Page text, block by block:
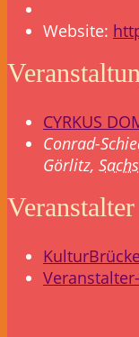
Website:
CYRKUS
Conrad-
Görlitz,
Veranstalter